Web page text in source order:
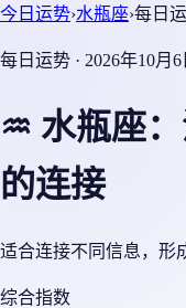
今日运势›水瓶座›每日
每日运势 · 2026年10月6
♒ 水瓶座
的连接
适合连接不同信息，形
综合指数